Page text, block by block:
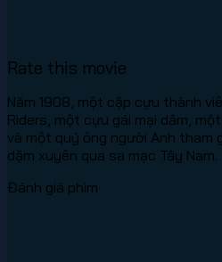
Rate this movie
Năm 1908, một cặp cựu thành
Riders, một cựu gái mại dâm,
và một quý ông người Anh tham
dặm xuyên qua sa mạc Tây Nam.
Đánh giá phim